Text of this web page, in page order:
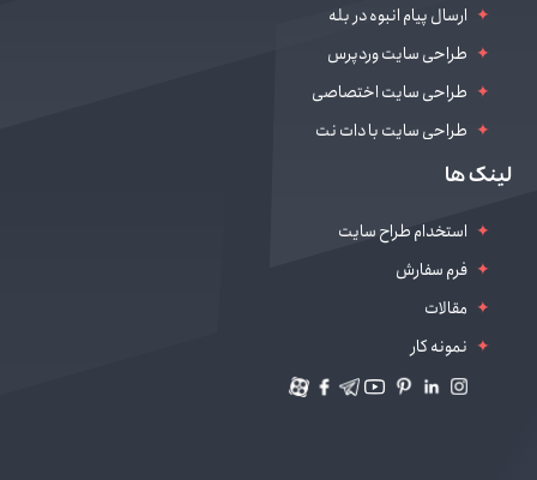
ارسال پیام انبوه در بله
طراحی سایت وردپرس
طراحی سایت اختصاصی
طراحی سایت با دات نت
طراحی سایت سالن زیباییلینک ها
استخدام طراح سایت
فرم سفارش
مقالات
نمونه کار